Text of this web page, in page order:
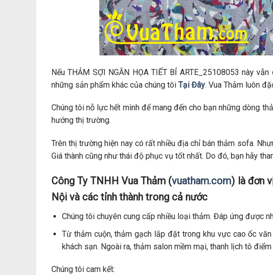
Nếu THẢM SỢI NGẮN HỌA TIẾT BỈ ARTE_25108053 này
những sản phẩm khác của chúng tôi Tại Đây. Vua Thảm luôn
Chúng tôi nỗ lực hết mình để mang đến cho bạn những dòng
hướng thị trường.
Trên thị trường hiện nay có rất nhiều địa chỉ bán thảm sofa.
Giá thành cũng như thái độ phục vụ tốt nhất. Do đó, bạn hãy
Công Ty TNHH Vua Thảm (vuatham.com) là đơn
Nội và các tỉnh thành trong cả nước
Chúng tôi chuyên cung cấp nhiều loại thảm. Đáp ứng được
Từ thảm cuộn, thảm gạch lắp đặt trong khu vực cao ốc
khách sạn. Ngoài ra, thảm salon mềm mại, thanh lịch tô
Chúng tôi cam kết: